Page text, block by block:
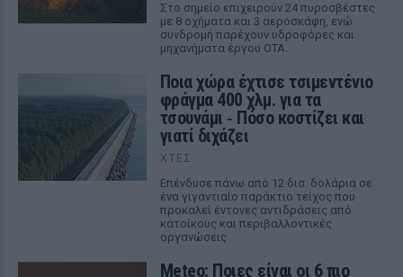
Στο σημείο επιχειρούν 24 πυροσβέστες
με 8 οχήματα και 3 αεροσκάφη, ενώ
συνδρομή παρέχουν υδροφόρες και
μηχανήματα έργου ΟΤΑ.
Ποια χώρα έχτισε τσιμεντένιο
φράγμα 400 χλμ. για τα
τσουνάμι ‑ Πόσο κοστίζει και
γιατί διχάζει
ΧΤΕΣ
Επένδυσε πάνω από 12 δισ. δολάρια σε
ένα γιγαντιαίο παράκτιο τείχος που
προκαλεί έντονες αντιδράσεις από
κατοίκους και περιβαλλοντικές
οργανώσεις
Meteo: Ποιες είναι οι 6 πιο